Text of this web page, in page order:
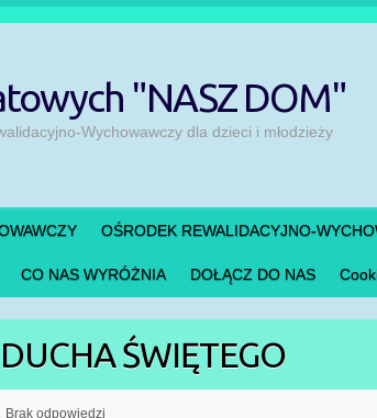
"NASZ DOM"
Wychowawczy dla dzieci i młodzieży
OŚRODEK REWALIDACYJNO-
CO NAS WYRÓŻNIA DOŁĄCZ DO NAS
ŚWIĘTEGO
Brak odpowiedzi